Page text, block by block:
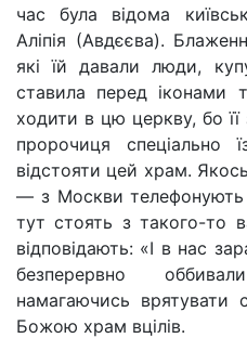
час була відома
Аліпія (Авдєєва).
які їй давали люди,
ставила перед іконами
ходити в цю церкву, бо її
пророчиця
відстояти цей храм.
— з Москви телефонують
тут стоять з такого-то
відповідають: «І в нас
безперервно
намагаючись врятувати
Божою храм вцілів.